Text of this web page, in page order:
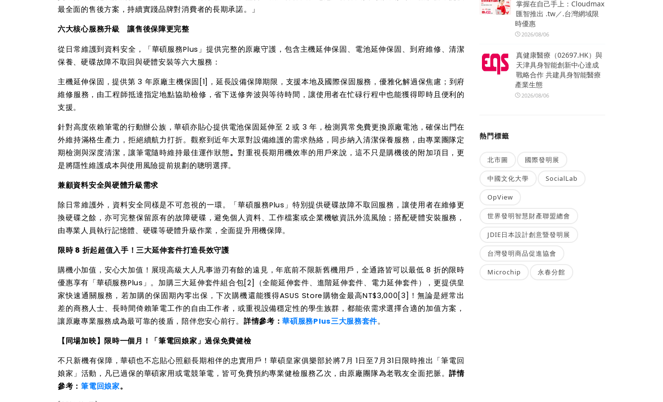
最全面的售後方案，持續實踐品牌對消費者的長期承諾。」
六大核心服務升級 讓售後保障更完整
從日常維護到資料安全，「華碩服務Plus」提供完整的原廠守護，包含主機延伸保固、電池延伸保固、到府維修、清潔
保養、硬碟故障不取回與硬體安裝等六大服務：
主機延伸保固，提供第 3 年原廠主機保固 [1] ，延長設備保障期限，支援本地及國際保固服務，優雅化解過保焦慮；到府
維修服務，由工程師抵達指定地點協助檢修，省下送修奔波與等待時間，讓使用者在忙碌行程中也能獲得即時且便利的
支援。
針對高度依賴筆電的行動辦公族，華碩亦貼心提供電池保固延伸至 2 或 3 年，檢測異常免費更換原廠電池，確保出門在
外維持滿格生產力，拒絕續航力打折。觀察到近年大眾對設備維護的需求熱絡，同步納入清潔保養服務，由專業團隊定
期檢測與深度清潔，讓筆電隨時維持最佳運作狀態。 對重視長期用機效率的用戶來說，這不只是購機後的附加項目，更
是將隱性維護成本與使用風險提前規劃的聰明選擇。
兼顧資料安全與硬體升級需求
除日常維護外，資料安全同樣是不可忽視的一環。「華碩服務Plus」特別提供硬碟故障不取回服務，讓使用者在維修更
換硬碟之餘，亦可完整保留原有的故障硬碟，避免個人資料、工作檔案或企業機敏資訊外流風險；搭配硬體安裝服務，
由專業人員執行記憶體、硬碟等硬體升級作業，全面提升用機保障。
限時 8 折起超值入手！三大延伸套件打造長效守護
購機小加值，安心大加值！展現高級大人凡事游刃有餘的遠見，年底前不限新舊機用戶，全通路皆可以最低 8 折的限時
優惠享有「華碩服務Plus」。加購三大延伸套件組合包[2]
（全能延伸套件、進階延伸套件、電力延伸套件），更提供皇
家快速通關服務，若加購的保固期內零出保，下次購機還能獲得ASUS Store購物金最高NT$3,000 [3] ！無論是經常出
差的商務人士、長時間倚賴筆電工作的自由工作者，或重視設備穩定性的學生族群，都能依需求選擇合適的加值方案，
讓原廠專業服務成為最可靠的後盾，陪伴您安心前行。 詳情參考：華碩服務Plus三大服務套件。
【同場加映】限時一個月！「筆電回娘家」過保免費健檢
不只新機有保障，華碩也不忘貼心照顧長期相伴的忠實用戶！華碩皇家俱樂部於將7月 1日至7月31日限時推出「筆電回
娘家」活動，凡已過保的華碩家用或電競筆電，皆可免費預約專業健檢服務乙次，由原廠團隊為老戰友全面把脈。詳情
參考：筆電回娘家。
掌握在自己手上：Cloudmax
匯智推出 .tw／.台灣網域限
時優惠
2026/08/06
真健康醫療（02697.HK）與
天津具身智能創新中心達成
戰略合作 共建具身智能醫療
產業生態
2026/08/06
熱門標籤
北市圖 國際發明展
中國文化大學 SocialLab
OpView
世界發明智慧財產聯盟總會
JDIE日本設計創意暨發明展
台灣發明商品促進協會
Microchip 永春分館